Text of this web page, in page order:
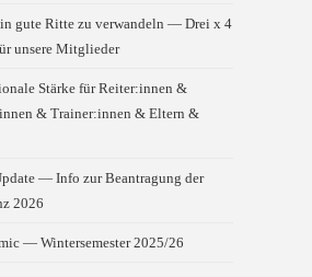
gute Ritte zu verwandeln — Drei x 4
unsere Mitglieder
Stärke für Reiter:innen &
& Trainer:innen & Eltern &
— Info zur Beantragung der
2026
— Wintersemester 2025/26